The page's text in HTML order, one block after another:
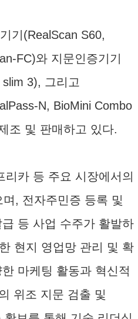
기(RealScan S60,
FC)와 지문인증기기
3), 그리고
N, BioMini Combo
조 및 판매하고 있다.
카 등 주요 시장에서의
, 전자주민증 등록 및
등 사업 수주가 활발하
현지 영업망 관리 및 확
마케팅 활동과 혁신적
위조 지문 검출 및